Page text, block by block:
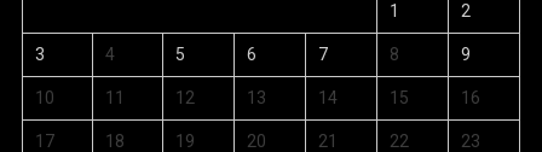
1 2
3 4 5 6 7 8 9
10 11 12 13 14 15 16
17 18 19 20 21 22 23